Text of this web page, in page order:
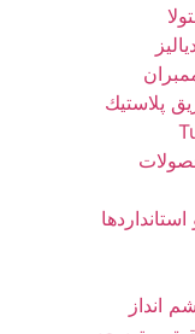
پلاستيك
انداز